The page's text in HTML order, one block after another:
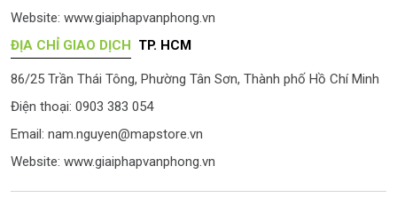
Website: www.giaiphapvanphong.vn
ĐỊA CHỈ GIAO DỊCH
TP. HCM
86/25 Trần Thái Tông, Phường Tân Sơn, Thành phố Hồ Chí Minh
Điện thoại: 0903 383 054
Email: nam.nguyen@mapstore.vn
Website: www.giaiphapvanphong.vn